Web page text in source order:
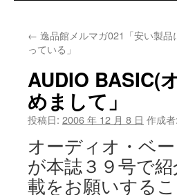
← 逸品館メルマガ021「安い製品
っている」
AUDIO BASIC(
めまして」
投稿日: 2006 年 12 月 8 日 作成者:
オーディオ・ベ
が本誌３９号で
載をお願いする